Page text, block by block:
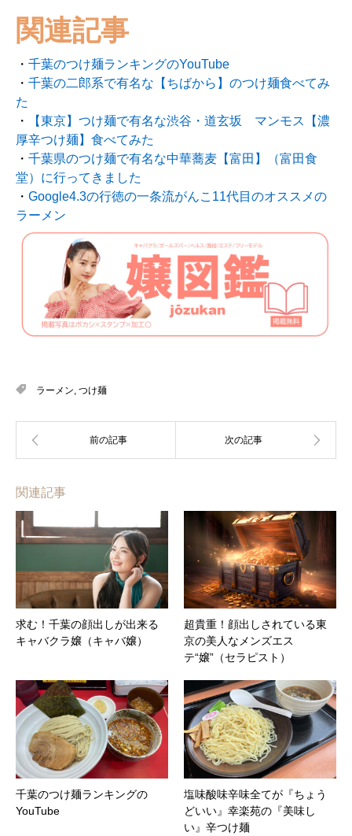
関連記事
・ 千葉のつけ麺ランキングのYouTube
・ 千葉の二郎系で有名な【ちばから】のつけ麺食べてみ
た
・
【東京】つけ麺で有名な渋谷・道玄坂 マンモス【濃
厚辛つけ麺】食べてみた
・ 千葉県のつけ麺で有名な中華蕎麦【富田】（富田食
堂）に行ってきました
・ Google4.3の行徳の一条流がんこ11代目のオススメの
ラーメン
ラーメン つけ麺
関連記事
求む！千葉の顔出しが出来る
キャバクラ嬢（キャバ嬢）
超貴重！顔出しされている東
京の美人なメンズエス
テ“嬢”（セラピスト）
千葉のつけ麺ランキングの
YouTube
塩味酸味辛味全てが『ちょう
どいい』幸楽苑の『美味し
い』辛つけ麺